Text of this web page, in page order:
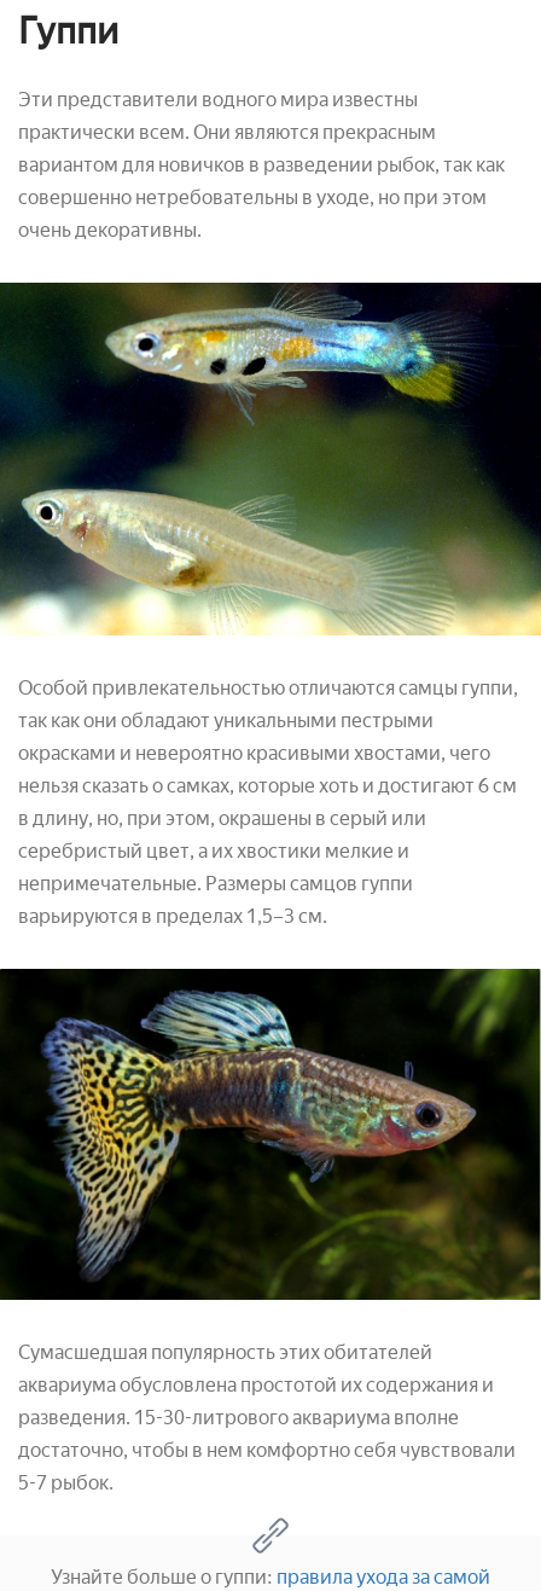
Гуппи
Эти представители водного мира известны
практически всем. Они являются прекрасным
вариантом для новичков в разведении рыбок, так как
совершенно нетребовательны в уходе, но при этом
очень декоративны.
Особой привлекательностью отличаются самцы гуппи,
так как они обладают уникальными пестрыми
окрасками и невероятно красивыми хвостами, чего
нельзя сказать о самках, которые хоть и достигают 6 см
в длину, но, при этом, окрашены в серый или
серебристый цвет, а их хвостики мелкие и
непримечательные. Размеры самцов гуппи
варьируются в пределах 1,5–3 см.
Сумасшедшая популярность этих обитателей
аквариума обусловлена простотой их содержания и
разведения. 15-30-литрового аквариума вполне
достаточно, чтобы в нем комфортно себя чувствовали
5-7 рыбок.
Узнайте больше о гуппи: правила ухода за самой